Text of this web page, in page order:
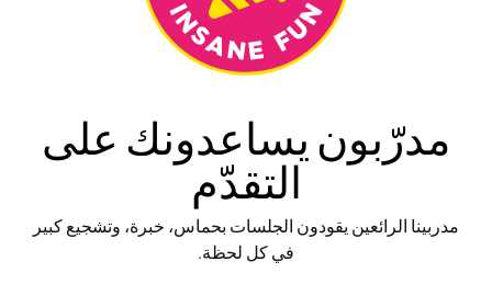
مدرّبون يساعدونك على
التقدّم
مدربينا الرائعين يقودون الجلسات بحماس، خبرة، وتشجيع كبير
في كل لحظة.